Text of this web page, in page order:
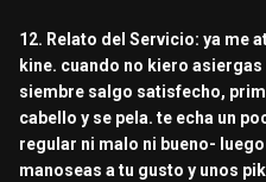
12. Relato del Servicio: ya me
kine. cuando no kiero
siembre salgo satisfecho,
cabello y se pela. te echa un
regular ni malo ni bueno-
manoseas a tu gusto y unos